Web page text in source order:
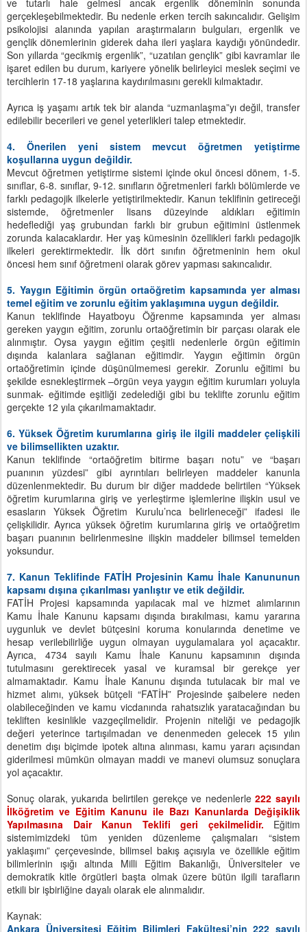
ve tutarlı hale gelmesi ancak ergenlik döneminin sonunda
gerçekleşebilmektedir. Bu nedenle erken tercih sakıncalıdır. Gelişim
psikolojisi alanında yapılan araştırmaların bulguları, ergenlik ve
gençlik dönemlerinin giderek daha ileri yaşlara kaydığı yönündedir.
Son yıllarda “gecikmiş ergenlik”, “uzatılan gençlik” gibi kavramlar ile
işaret edilen bu durum, kariyere yönelik belirleyici meslek seçimi ve
tercihlerin 17-18 yaşlarına kaydırılmasını gerekli kılmaktadır.
Ayrıca iş yaşamı artık tek bir alanda “uzmanlaşma”yı değil, transfer
edilebilir becerileri ve genel yeterlikleri talep etmektedir.
4. Önerilen yeni sistem mevcut öğretmen yetiştirme
koşullarına uygun değildir.
Mevcut öğretmen yetiştirme sistemi içinde okul öncesi dönem, 1-5.
sınıflar, 6-8. sınıflar, 9-12. sınıfların öğretmenleri farklı bölümlerde ve
farklı pedagojik ilkelerle yetiştirilmektedir. Kanun teklifinin getireceği
sistemde, öğretmenler lisans düzeyinde aldıkları eğitimin
hedeflediği yaş grubundan farklı bir grubun eğitimini üstlenmek
zorunda kalacaklardır. Her yaş kümesinin özellikleri farklı pedagojik
ilkeleri gerektirmektedir. İlk dört sınıfın öğretmeninin hem okul
öncesi hem sınıf öğretmeni olarak görev yapması sakıncalıdır.
5. Yaygın Eğitimin örgün ortaöğretim kapsamında yer alması
temel eğitim ve zorunlu eğitim yaklaşımına uygun değildir.
Kanun teklifinde Hayatboyu Öğrenme kapsamında yer alması
gereken yaygın eğitim, zorunlu ortaöğretimin bir parçası olarak ele
alınmıştır. Oysa yaygın eğitim çeşitli nedenlerle örgün eğitimin
dışında kalanlara sağlanan eğitimdir. Yaygın eğitimin örgün
ortaöğretimin içinde düşünülmemesi gerekir. Zorunlu eğitimi bu
şekilde esnekleştirmek –örgün veya yaygın eğitim kurumları yoluyla
sunmak- eğitimde eşitliği zedelediği gibi bu teklifte zorunlu eğitim
gerçekte 12 yıla çıkarılmamaktadır.
6. Yüksek Öğretim kurumlarına giriş ile ilgili maddeler çelişkili
ve bilimsellikten uzaktır.
Kanun teklifinde “ortaöğretim bitirme başarı notu” ve “başarı
puanının yüzdesi” gibi ayrıntıları belirleyen maddeler kanunla
düzenlenmektedir. Bu durum bir diğer maddede belirtilen “Yüksek
öğretim kurumlarına giriş ve yerleştirme işlemlerine ilişkin usul ve
esasların Yüksek Öğretim Kurulu’nca belirleneceği” ifadesi ile
çelişkilidir. Ayrıca yüksek öğretim kurumlarına giriş ve ortaöğretim
başarı puanının belirlenmesine ilişkin maddeler bilimsel temelden
yoksundur.
7. Kanun Teklifinde FATİH Projesinin Kamu İhale Kanununun
kapsamı dışına çıkarılması yanlıştır ve etik değildir.
FATİH Projesi kapsamında yapılacak mal ve hizmet alımlarının
Kamu İhale Kanunu kapsamı dışında bırakılması, kamu yararına
uygunluk ve devlet bütçesini koruma konularında denetime ve
hesap verilebilirliğe uygun olmayan uygulamalara yol açacaktır.
Ayrıca, 4734 sayılı Kamu İhale Kanunu kapsamının dışında
tutulmasını gerektirecek yasal ve kuramsal bir gerekçe yer
almamaktadır. Kamu İhale Kanunu dışında tutulacak bir mal ve
hizmet alımı, yüksek bütçeli “FATİH” Projesinde şaibelere neden
olabileceğinden ve kamu vicdanında rahatsızlık yaratacağından bu
tekliften kesinlikle vazgeçilmelidir. Projenin niteliği ve pedagojik
değeri yeterince tartışılmadan ve denenmeden gelecek 15 yılın
denetim dışı biçimde ipotek altına alınması, kamu yararı açısından
giderilmesi mümkün olmayan maddi ve manevi olumsuz sonuçlara
yol açacaktır.
Sonuç olarak, yukarıda belirtilen gerekçe ve nedenlerle222 sayılı
İlköğretim ve Eğitim Kanunu ile Bazı Kanunlarda Değişiklik
Yapılmasına Dair Kanun Teklifi geri çekilmelidir. Eğitim
sistemimizdeki tüm yeniden düzenleme çalışmaları “sistem
yaklaşımı” çerçevesinde, bilimsel bakış açısıyla ve özellikle eğitim
bilimlerinin ışığı altında Milli Eğitim Bakanlığı, Üniversiteler ve
demokratik kitle örgütleri başta olmak üzere bütün ilgili tarafların
etkili bir işbirliğine dayalı olarak ele alınmalıdır.
Kaynak:
Ankara Üniversitesi Eğitim Bilimleri Fakültesi’nin 222 sayılı